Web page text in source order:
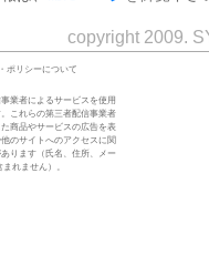
copyright 2009.
ポリシーについて
業者によるサービスを使用
。これらの第三者配信事業者
商品やサービスの広告を表
のサイトへのアクセスに関
ります（氏名、住所、メー
れません）。